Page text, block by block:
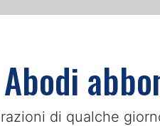
di qualche